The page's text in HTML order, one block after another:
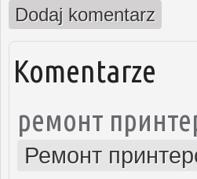
Dodaj komentarz
Komentarze
ремонт
Ремонт